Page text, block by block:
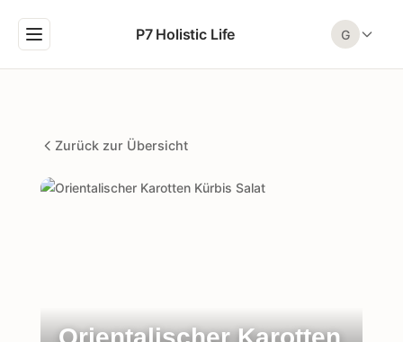
P7 Holistic Life G
Zurück zur Übersicht